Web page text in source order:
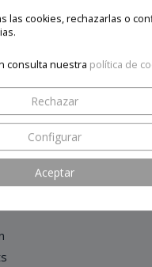
IPTV / ANDROID
HDTV - 4K
las cookies, rechazarlas o
consulta nuestra política de
Rechazar
Configurar
Aceptar